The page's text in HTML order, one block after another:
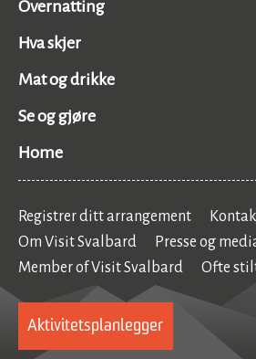
Overnatting
Hva skjer
Mat og drikke
Se og gjøre
Home
Registrer ditt arrangement
Om Visit Svalbard
Presse og
Member of Visit Svalbard
Ofte
Aktivitetsplanlegger